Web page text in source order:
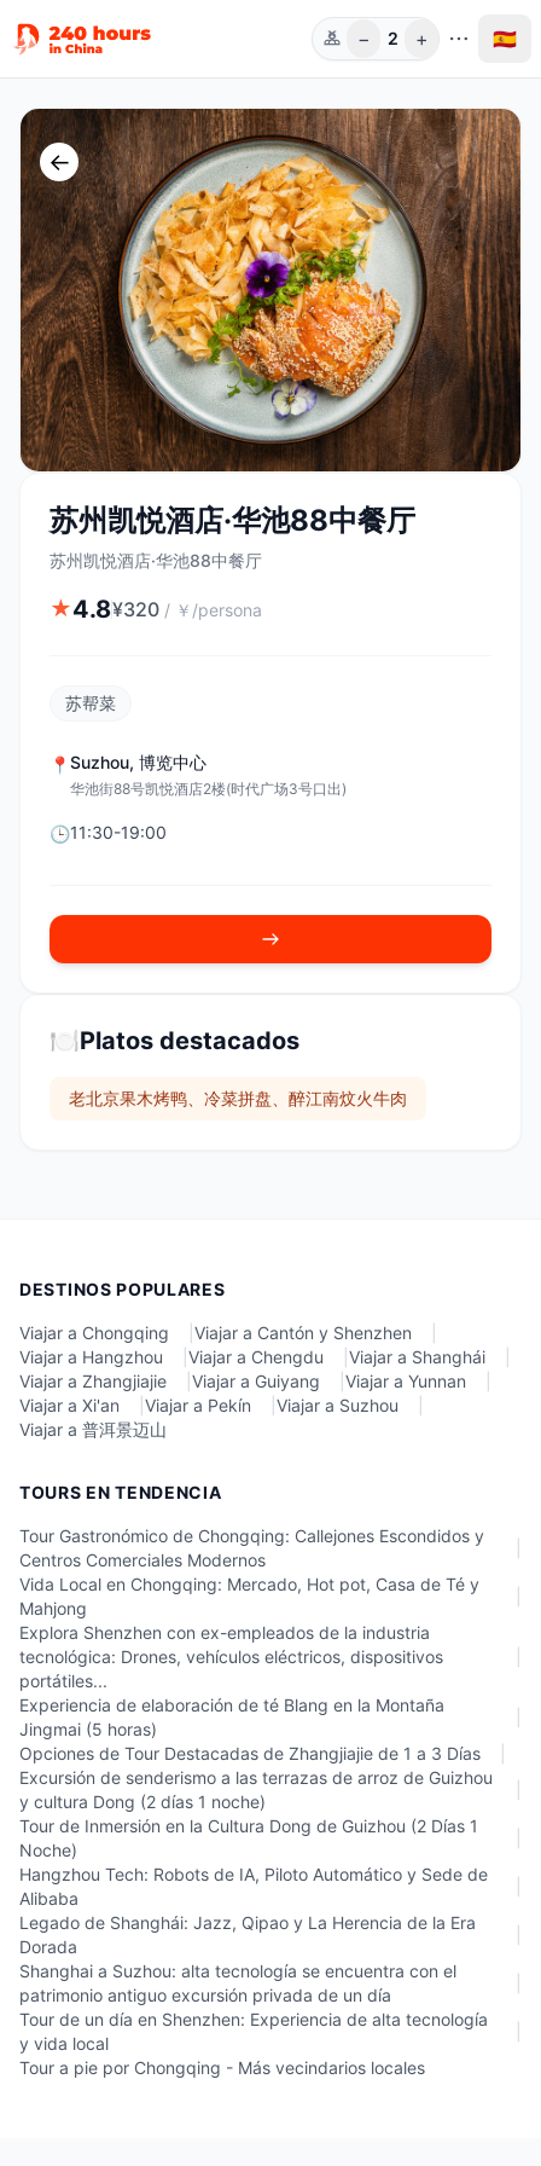
Pers.
− 2 + 🇪🇸
←
苏州凯悦酒店·华池88中餐厅
苏州凯悦酒店·华池88中餐厅
★4.8¥320 / ￥/persona
苏帮菜
📍 Suzhou, 博览中心
华池街88号凯悦酒店2楼(时代广场3号口出)
🕒11:30-19:00
🍽️Platos destacados
老北京果木烤鸭、冷菜拼盘、醉江南炆火牛肉
DESTINOS POPULARES
Viajar a Chongqing Viajar a Cantón y Shenzhen
Viajar a Hangzhou
Viajar a Chengdu Viajar a Shanghái
Viajar a Zhangjiajie
Viajar a Guiyang Viajar a Yunnan
Viajar a Xi'an
Viajar a Pekín Viajar a Suzhou
Viajar a 普洱景迈山
TOURS EN TENDENCIA
Tour Gastronómico de Chongqing: Callejones Escondidos y
Centros Comerciales Modernos
Vida Local en Chongqing: Mercado, Hot pot, Casa de Té y
Mahjong
Explora Shenzhen con ex-empleados de la industria
tecnológica: Drones, vehículos eléctricos, dispositivos
portátiles...
Experiencia de elaboración de té Blang en la Montaña
Jingmai (5 horas)
Opciones de Tour Destacadas de Zhangjiajie de 1 a 3 Días
Excursión de senderismo a las terrazas de arroz de Guizhou
y cultura Dong (2 días 1 noche)
Tour de Inmersión en la Cultura Dong de Guizhou (2 Días 1
Noche)
Hangzhou Tech: Robots de IA, Piloto Automático y Sede de
Alibaba
Legado de Shanghái: Jazz, Qipao y La Herencia de la Era
Dorada
Shanghai a Suzhou: alta tecnología se encuentra con el
patrimonio antiguo excursión privada de un día
Tour de un día en Shenzhen: Experiencia de alta tecnología
y vida local
Tour a pie por Chongqing - Más vecindarios locales